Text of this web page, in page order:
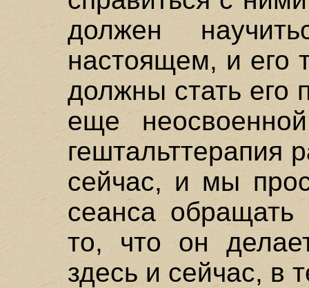
должен
настоящем, и его
должны стать его
еще
гештальттерапия
сейчас, и мы
сеанса
то, что он
здесь и сейчас, в